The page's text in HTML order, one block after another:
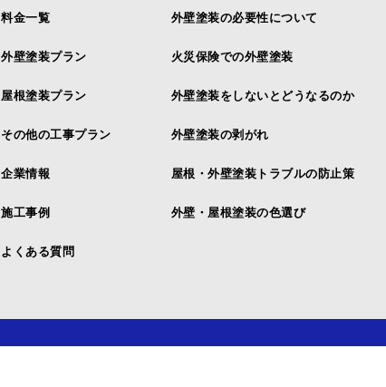
料金一覧
外壁塗装プラン
屋根塗装プラン
その他の工事プラン
企業情報
施工事例
よくある質問
外壁塗装の必要性について
火災保険での外壁塗装
外壁塗装をしないとどうなるのか
外壁塗装の剥がれ
屋根・外壁塗装トラブルの防止策
外壁・屋根塗装の色選び